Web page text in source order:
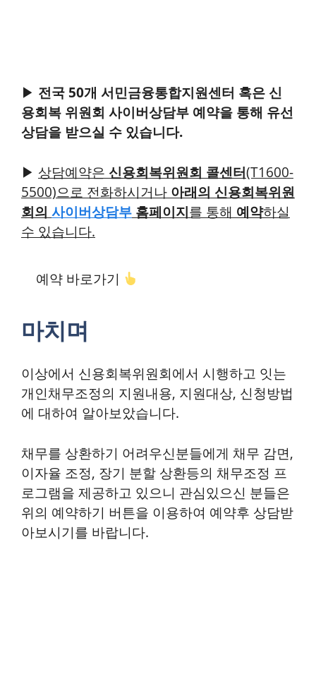
▶ 전국 50개 서민금융통합지원센터 혹은 신
용회복 위원회 사이버상담부 예약을 통해 유선
상담을 받으실 수 있습니다.
▶ 상담예약은 신용회복위원회 콜센터(T1600-
5500)으로 전화하시거나 아래의 신용회복위원
회의 사이버상담부 홈페이지를 통해 예약하실
수 있습니다.
예약 바로가기
마치며
이상에서 신용회복위원회에서 시행하고 잇는
개인채무조정의 지원내용, 지원대상, 신청방법
에 대하여 알아보았습니다.
채무를 상환하기 어려우신분들에게 채무 감면,
이자율 조정, 장기 분할 상환등의 채무조정 프
로그램을 제공하고 있으니 관심있으신 분들은
위의 예약하기 버튼을 이용하여 예약후 상담받
아보시기를 바랍니다.